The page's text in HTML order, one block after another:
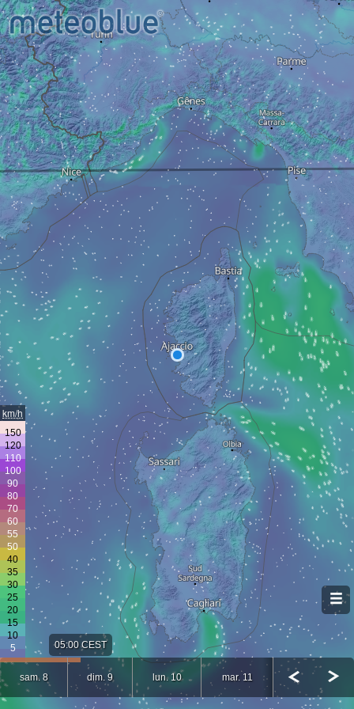
05:00 CEST
sam. 8 dim. 9 lun. 10 mar. 11
km/h